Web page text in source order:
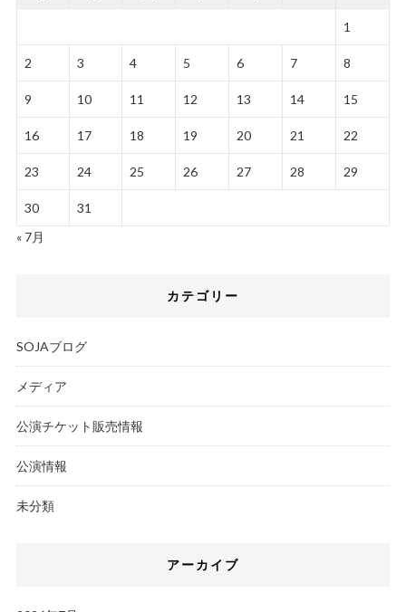
1
2 3 4 5 6 7 8
9 10 11 12 13 14 15
16 17 18 19 20 21 22
23 24 25 26 27 28 29
30
31
« 7月
カテゴリー
SOJAブログ
メディア
公演チケット販売情報
公演情報
未分類
アーカイブ